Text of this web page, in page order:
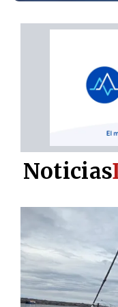
Noticias